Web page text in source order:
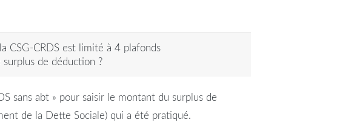
CSG-CRDS est limité à 4 plafonds
de déduction ?
sans abt » pour saisir le montant du surplus de
de la Dette Sociale) qui a été pratiqué.